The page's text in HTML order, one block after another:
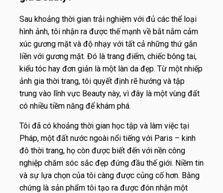
Sau khoảng thời gian trải nghiệm với đủ các thể loại
hình ảnh, tôi nhận ra được thế mạnh về bắt nắm cảm
xúc gương mặt và độ nhạy với tất cả những thứ gắn
liền với gương mặt. Đó là trang điểm, chiếc bông tai,
kiểu tóc hay đơn giản là một làn da đẹp. Từ một nhiếp
ảnh gia thời trang, tôi quyết định rẽ hướng và tập
trung vào lĩnh vực Beauty này, vì đây là một vùng đất
có nhiều tiềm năng để khám phá.
Tôi đã có khoảng thời gian học tập và làm việc tại
Pháp, một đất nước ngoài nổi tiếng với Paris – kinh
đô thời trang, họ còn được biết đến với nền công
nghiệp chăm sóc sắc đẹp đứng đầu thế giới. Niềm tin
và sự lựa chọn của tôi càng được củng cố hơn. Bằng
chứng là sản phẩm tôi tạo ra được đón nhận một